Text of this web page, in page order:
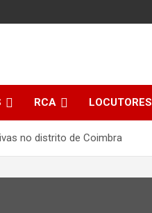
RCA LOCUTORES
no distrito de Coimbra